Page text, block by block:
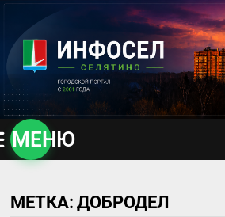
содержимому
МЕНЮ
МЕТКА:ДОБРОДЕЛ